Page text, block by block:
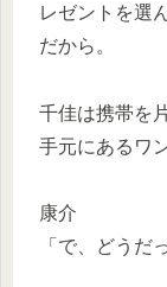
レゼントを選
だから。
千佳は携帯を
手元にあるワ
康介
「で、どうだ